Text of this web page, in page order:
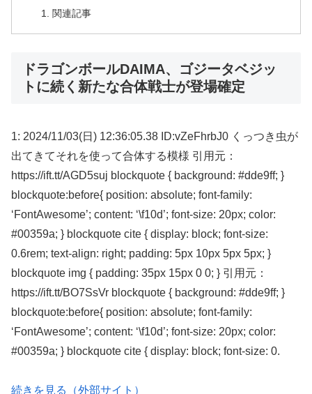
関連記事
ドラゴンボールDAIMA、ゴジータベジッ
トに続く新たな合体戦士が登場確定
1: 2024/11/03(日) 12:36:05.38 ID:vZeFhrbJ0 くっつき虫が
出てきてそれを使って合体する模様 引用元：
https://ift.tt/AGD5suj blockquote { background: #dde9ff; }
blockquote:before{ position: absolute; font-family:
‘FontAwesome’; content: ‘\f10d’; font-size: 20px; color:
#00359a; } blockquote cite { display: block; font-size:
0.6rem; text-align: right; padding: 5px 10px 5px 5px; }
blockquote img { padding: 35px 15px 0 0; } 引用元：
https://ift.tt/BO7SsVr blockquote { background: #dde9ff; }
blockquote:before{ position: absolute; font-family:
‘FontAwesome’; content: ‘\f10d’; font-size: 20px; color:
#00359a; } blockquote cite { display: block; font-size: 0.
続きを見る（外部サイト）